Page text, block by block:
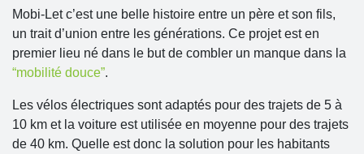
Mobi-Let c’est une belle histoire entre un père et son fils,
un trait d’union entre les générations. Ce projet est en
premier lieu né dans le but de combler un manque dans la
“mobilité douce”.
Les vélos électriques sont adaptés pour des trajets de 5 à
10 km et la voiture est utilisée en moyenne pour des trajets
de 40 km. Quelle est donc la solution pour les habitants